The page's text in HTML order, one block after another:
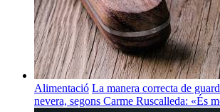
Alimentació La manera correcta de
nevera, segons Carme Ruscalleda: «És